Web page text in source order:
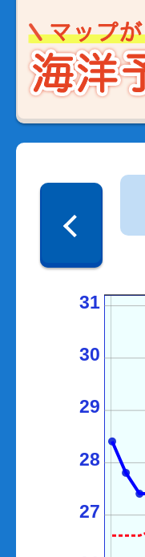
27
28
29
30
31